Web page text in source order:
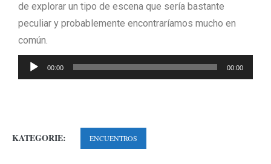
de explorar un tipo de escena que sería bastante
peculiar y probablemente encontraríamos mucho en
común.
Audio-
Player
00:00 00:00
KATEGORIE: ENCUENTROS